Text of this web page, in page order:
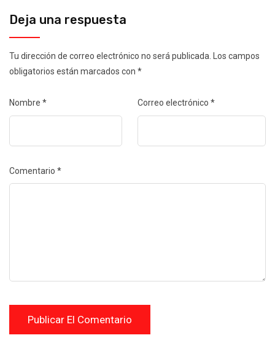
Deja una respuesta
Tu dirección de correo electrónico no será publicada.
Los campos
obligatorios están marcados con *
Nombre * Correo electrónico *
Comentario *